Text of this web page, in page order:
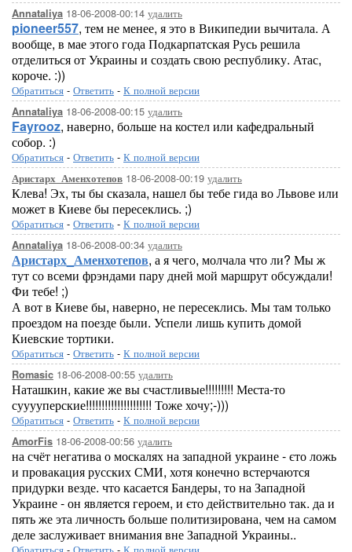
Annataliya 18-06-2008-00:14 удалить
pioneer557, тем не менее, я это в Википедии вычитала. А
вообще, в мае этого года Подкарпатская Русь решила
отделиться от Украины и создать свою республику. Атас,
короче. :))
Обратиться - Ответить - К полной версии
Annataliya 18-06-2008-00:15 удалить
Fayrooz, наверно, больше на костел или кафедральный
собор. :)
Обратиться - Ответить - К полной версии
Аристарх_Аменхотепов 18-06-2008-00:19 удалить
Клева! Эх, ты бы сказала, нашел бы тебе гида во Львове или
может в Киеве бы пересеклись. ;)
Обратиться - Ответить - К полной версии
Annataliya 18-06-2008-00:34 удалить
Аристарх_Аменхотепов, а я чего, молчала что ли? Мы ж
тут со всеми фрэндами пару дней мой маршрут обсуждали!
Фи тебе! ;)
А вот в Киеве бы, наверно, не пересеклись. Мы там только
проездом на поезде были. Успели лишь купить домой
Киевские тортики.
Обратиться - Ответить - К полной версии
Romasic 18-06-2008-00:55 удалить
Наташкин, какие же вы счастливые!!!!!!!!! Места-то
сууууперские!!!!!!!!!!!!!!!!!!!!! Тоже хочу;-)))
Обратиться - Ответить - К полной версии
AmorFis 18-06-2008-00:56 удалить
на счёт негатива о москалях на западной украине - єто ложь
и провакация русских СМИ, хотя конечно встерчаются
придурки везде. что касается Бандеры, то на Западной
Украине - он является героем, и єто действительно так. да и
пять же эта личность больше политизирована, чем на самом
деле заслуживает внимания вне Западной Украины..